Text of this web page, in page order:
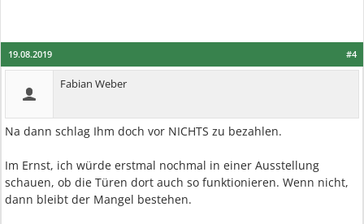
#4
19.08.2019
Fabian Weber
Na dann schlag Ihm doch vor NICHTS zu bezahlen.
Im Ernst, ich würde erstmal nochmal in einer Ausstellung
schauen, ob die Türen dort auch so funktionieren. Wenn nicht,
dann bleibt der Mangel bestehen.